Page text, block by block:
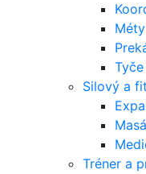
Silový a
Tréner a